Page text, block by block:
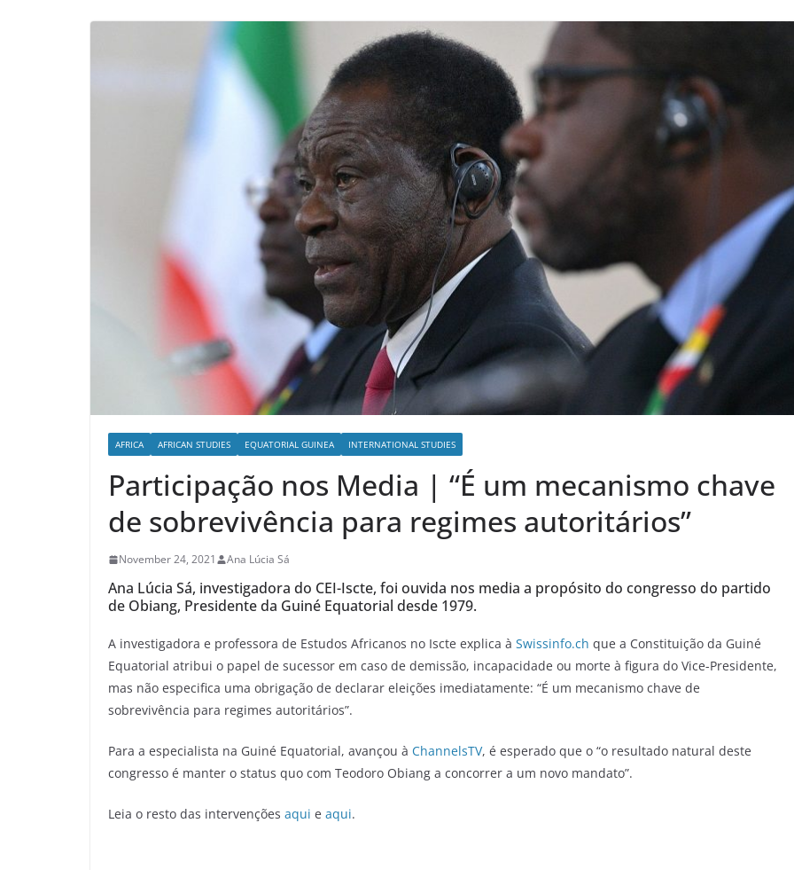
AFRICA AFRICAN STUDIES EQUATORIAL GUINEA INTERNATIONAL STUDIES
Participação nos Media | “É um mecanismo chave
de sobrevivência para regimes autoritários”
November 24, 2021 Ana Lúcia Sá
Ana Lúcia Sá, investigadora do CEI-Iscte, foi ouvida nos media a propósito do congresso do partido
de Obiang, Presidente da Guiné Equatorial desde 1979.
A investigadora e professora de Estudos Africanos no Iscte explica à Swissinfo.ch que a Constituição da Guiné
Equatorial atribui o papel de sucessor em caso de demissão, incapacidade ou morte à figura do Vice-Presidente,
mas não especifica uma obrigação de declarar eleições imediatamente: “É um mecanismo chave de
sobrevivência para regimes autoritários”.
Para a especialista na Guiné Equatorial, avançou à ChannelsTV, é esperado que o “o resultado natural deste
congresso é manter o status quo com Teodoro Obiang a concorrer a um novo mandato”.
Leia o resto das intervenções aqui e aqui.